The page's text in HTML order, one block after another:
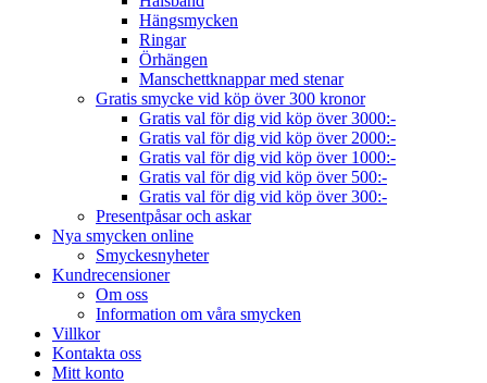
Hängsmycken
Ringar
Örhängen
Manschettknappar med stenar
Gratis smycke vid köp över 300 kronor
Gratis val för dig vid köp över 3000:-
Gratis val för dig vid köp över 2000:-
Gratis val för dig vid köp över 1000:-
Gratis val för dig vid köp över 500:-
Gratis val för dig vid köp över 300:-
Presentpåsar och askar
Nya smycken online
Smyckesnyheter
Kundrecensioner
Om oss
Information om våra smycken
Villkor
Kontakta oss
Mitt konto